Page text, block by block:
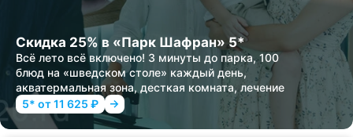
Скидка 25% в «Парк Шафран» 5*
Всё лето всё включено! 3 минуты до парка, 100
блюд на «шведском столе» каждый день,
акватермальная зона, десткая комната, лечение
5* от 11 625 ₽